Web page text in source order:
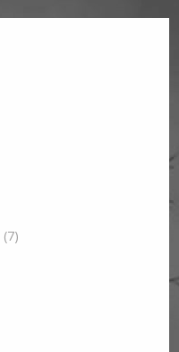
(7)